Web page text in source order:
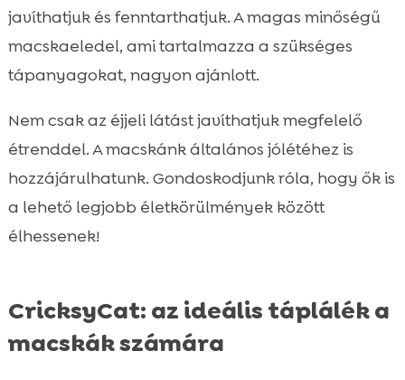
javíthatjuk és fenntarthatjuk. A magas minőségű
macskaeledel, ami tartalmazza a szükséges
tápanyagokat, nagyon ajánlott.
Nem csak az éjjeli látást javíthatjuk megfelelő
étrenddel. A macskánk általános jólétéhez is
hozzájárulhatunk. Gondoskodjunk róla, hogy ők is
a lehető legjobb életkörülmények között
élhessenek!
CricksyCat: az ideális táplálék a
macskák számára